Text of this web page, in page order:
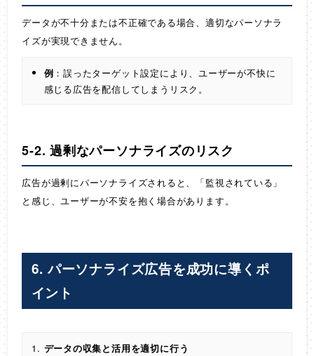
データが不十分または不正確である場合、適切なパーソナラ
イズが実現できません。
例 ：誤ったターゲット設定により、ユーザーが不快に
感じる広告を配信してしまうリスク。
5-2. 過剰なパーソナライズのリスク
広告が過剰にパーソナライズされると、「監視されている」
と感じ、ユーザーが不安を抱く場合があります。
6. パーソナライズ広告を成功に導くポ
イント
データの収集と活用を適切に行う